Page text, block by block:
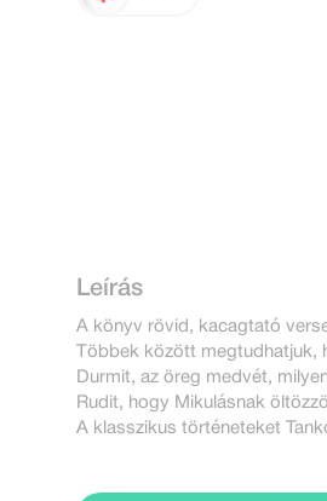
Leírás
A könyv rövid, kacagtató
Többek között megtudhatjuk,
Durmit, az öreg medvét,
Rudit, hogy Mikulásnak
A klasszikus történeteket